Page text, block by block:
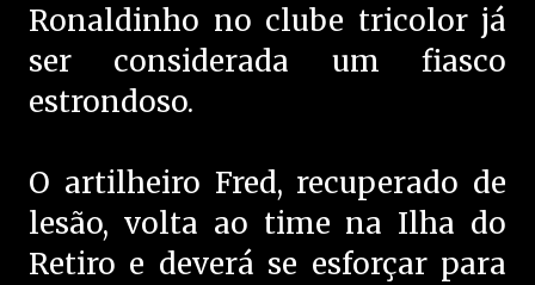
Ronaldinho no clube tricolor já
ser considerada um fiasco
estrondoso.
O artilheiro Fred, recuperado de
lesão, volta ao time na Ilha do
Retiro e deverá se esforçar para